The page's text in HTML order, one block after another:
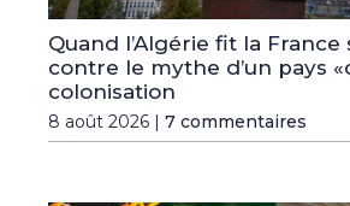
Quand l’Algérie fit la France
contre le mythe d’un pays
colonisation
8 août 2026 | 7 commentaires